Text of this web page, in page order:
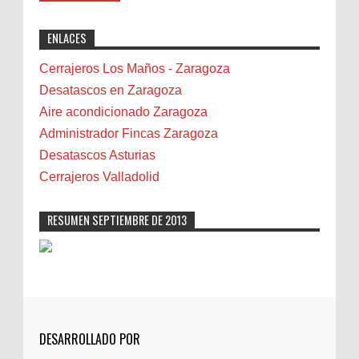
"Great post! Resources like this are
professional solutions. Highly recommended!"
Bicicletas
Bilbao
Biota
Camareta
Cáncer
Carmela Sauras
Carnavales
Castellón
Cerrajeros
Cocinas
ENLACES
Cerrajeros Los Maños - Zaragoza
Desatascos en Zaragoza
Aire acondicionado Zaragoza
Administrador Fincas Zaragoza
Desatascos Asturias
Cerrajeros Valladolid
RESUMEN SEPTIEMBRE DE 2013
DESARROLLADO POR